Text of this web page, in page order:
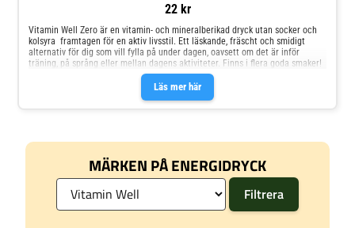
22 kr
Läs mer här
Vitamin Well Zero är en vitamin- och mineralberikad dryck utan socker och
kolsyra  framtagen för en aktiv livsstil. Ett läskande, fräscht och smidigt
alternativ för dig som vill fylla på under dagen, oavsett om det är inför
träning, på språng eller mellan dagens aktiviteter. Finns i flera goda smaker!
MÄRKEN PÅ ENERGIDRYCK